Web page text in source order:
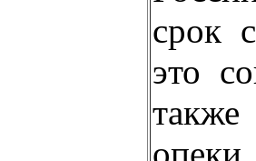
срок
это